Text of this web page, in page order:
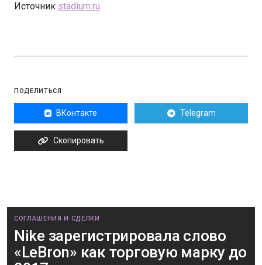
Источник stadium.ru
ПОДЕЛИТЬСЯ
ВКонтакте Telegram
Скопировать
СОГЛАШЕНИЯ И СДЕЛКИ
Nike зарегистрировала слово
«LeBron» как торговую марку до